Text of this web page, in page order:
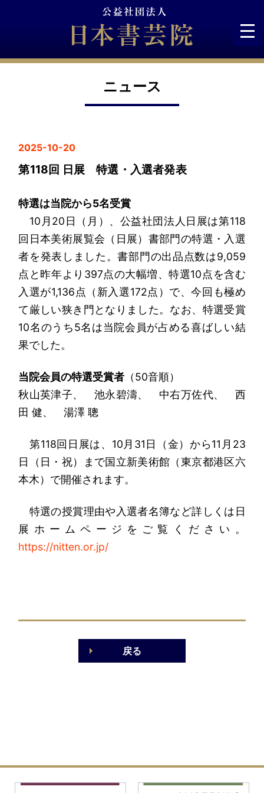
ニュース
2025-10-20
第118回 日展 特選・入選者発表
特選は当院から5名受賞
10月20日（月）、公益社団法人日展は第118
回日本美術展覧会（日展）書部門の特選・入選
者を発表しました。書部門の出品点数は9,059
点と昨年より397点の大幅増、特選10点を含む
入選が1,136点（新入選172点）で、今回も極め
て厳しい狭き門となりました。なお、特選受賞
10名のうち5名は当院会員が占める喜ばしい結
果でした。
当院会員の特選受賞者 （50音順）
秋山英津子、 池永碧濤、 中右万佐代、 西
田 健、 湯澤 聰
第118回日展は、10月31日（金）から11月23
日（日・祝）まで国立新美術館（東京都港区六
本木）で開催されます。
特選の授賞理由や入選者名簿など詳しくは日
展ホームページをご覧ください。
https://nitten.or.jp/
戻る